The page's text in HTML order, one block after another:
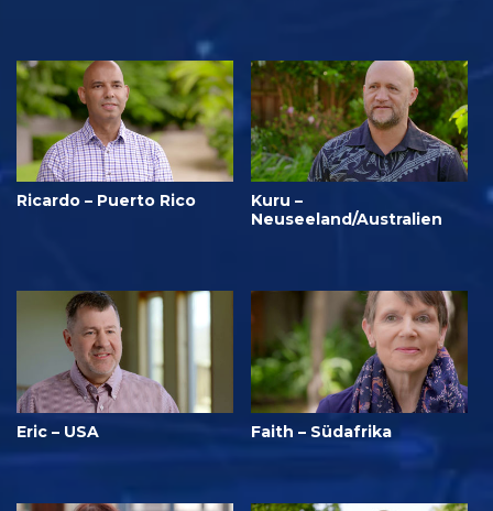
Ricardo – Puerto Rico
Kuru –
Neuseeland/Australien
Eric – USA Faith – Südafrika